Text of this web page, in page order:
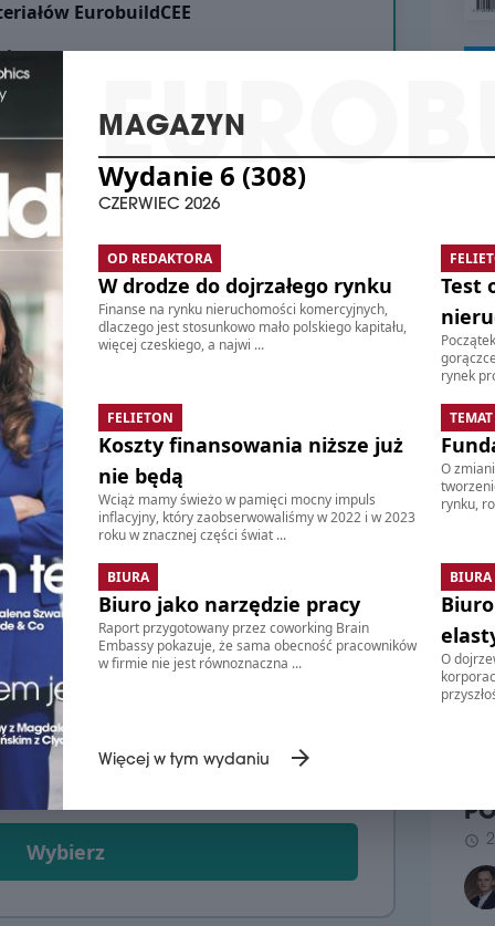
materiału
dostęp
Wybierz
EurobuildCEE
rocznej
Płatność roczna
Wybierz
online i w wersji flipbook
artykuły oraz wywiady z najważniejszymi
i informacje z rynku nieruchomości
w Polsce i regionu CEE, zebrane na
BIG
schedule
schedule
Unii
schedule
MAGAZYN
Wydanie 6 (308)
CZERWIEC 2026
OD REDAKTORA
W drodze do dojrzałego rynku
Finanse na rynku nieruchomości komercyjnych,
dlaczego jest stosunkowo mało polskiego kapitału,
więcej czeskiego, a najwi ...
Test
rynek
FELIETON
Koszty finansowania niższe już
nie będą
Wciąż mamy świeżo w pamięci mocny impuls
inflacyjny, który zaobserwowaliśmy w 2022 i w 2023
roku w znacznej części świat ...
O
rynku,
BIURA
Biuro jako narzędzie pracy
Raport przygotowany przez coworking Brain
Embassy pokazuje, że sama obecność pracowników
w firmie nie jest równoznaczna ...
BIURA
O
Więcej w tym wydaniu arrow_forward